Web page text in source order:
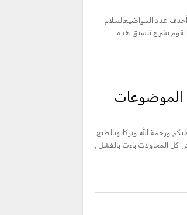
عدد المواضيعالسلام
اقوم بشرح تنسيق هذه
الموضوعات
ورحمة الله وبركاتهبالطبع
كل المحاولات باءت بالفشل ,